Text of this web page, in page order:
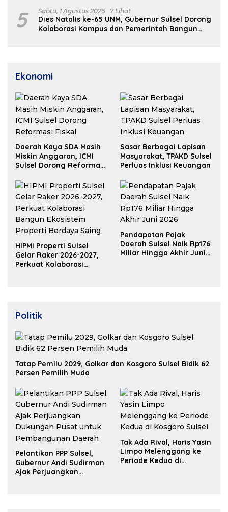
5 Sabtu, 1 Agustus 2026 7 Lihat
Dies Natalis ke-65 UNM, Gubernur Sulsel Dorong
Kolaborasi Kampus dan Pemerintah Bangun
Ekonomi
Daerah Kaya SDA Masih
Miskin Anggaran, ICMI
Sulsel Dorong Reformasi
Sasar Berbagai Lapisan
Masyarakat, TPAKD Sulsel
Perluas Inklusi Keuangan
HIPMI Properti Sulsel
Gelar Raker 2026-2027,
Perkuat Kolaborasi
Pendapatan Pajak
Daerah Sulsel Naik Rp176
Miliar Hingga Akhir Juni
Politik
Tatap Pemilu 2029, Golkar dan Kosgoro Sulsel Bidik 62
Persen Pemilih Muda
Pelantikan PPP Sulsel,
Gubernur Andi Sudirman
Ajak Perjuangkan
Tak Ada Rival, Haris Yasin
Limpo Melenggang ke
Periode Kedua di